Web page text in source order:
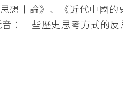
想十論》、《近代中國的
：一些歷史思考方式的